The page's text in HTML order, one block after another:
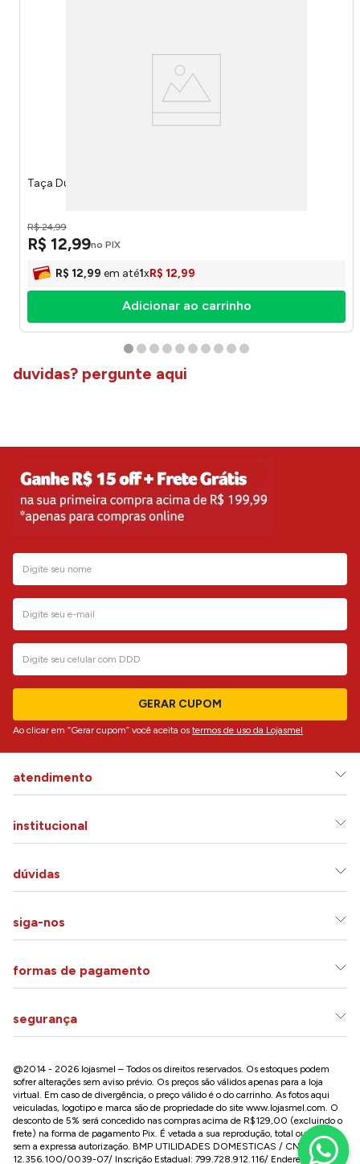
Taça Ducasse 650ml 80361 - Ruvolo
R$ 24,99
R$ 12,99no PIX
R$ 12,99 em até1xR$ 12,99
Adicionar ao carrinho
duvidas? pergunte aqui
GERAR CUPOM
Ao clicar em “Gerar cupom” você aceita os termos de uso da Lojasmel
atendimento
institucional
dúvidas
siga-nos
formas de pagamento
segurança
@2014 - 2026 lojasmel – Todos os direitos reservados. Os estoques podem
sofrer alterações sem aviso prévio. Os preços são válidos apenas para a loja
virtual. Em caso de divergência, o preço válido é o do carrinho. As fotos aqui
veiculadas, logotipo e marca são de propriedade do site www.lojasmel.com. O
desconto de 5% será concedido nas compras acima de R$129,00 (excluindo o
frete) na forma de pagamento Pix. É vetada a sua reprodução, total ou parcial,
sem a expressa autorização. BMP UTILIDADES DOMESTICAS / CNPJ:
12.356.100/0039-07/ Inscrição Estadual: 799.728.912.116/ Endereço: R José